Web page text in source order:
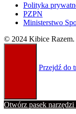
Polityka
PZPN
Ministerstwo
© 2024 Kibice Razem.
Przejdź do
Otwórz pasek narzędzi